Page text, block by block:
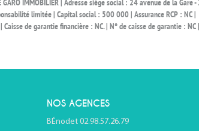
IMMOBILIER | Adresse siège social : 24 avenue de la
limitée | Capital social : 500 000 | Assurance RCP : NC |
de garantie financière : NC. | N° de caisse de garantie :
NOS AGENCES
BÉnodet 02.98.57.26.79